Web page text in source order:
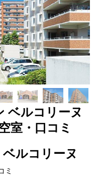
ベルコリーヌ
室・口コミ
ルコリーヌ
ミ